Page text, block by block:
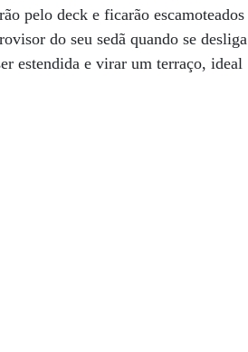
pelo deck e ficarão escamoteados
do seu sedã quando se desliga
estendida e virar um terraço, ideal